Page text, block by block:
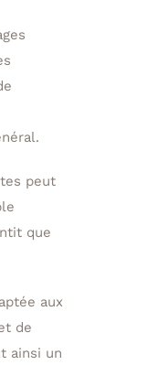
peut
que
aux
de
ainsi un